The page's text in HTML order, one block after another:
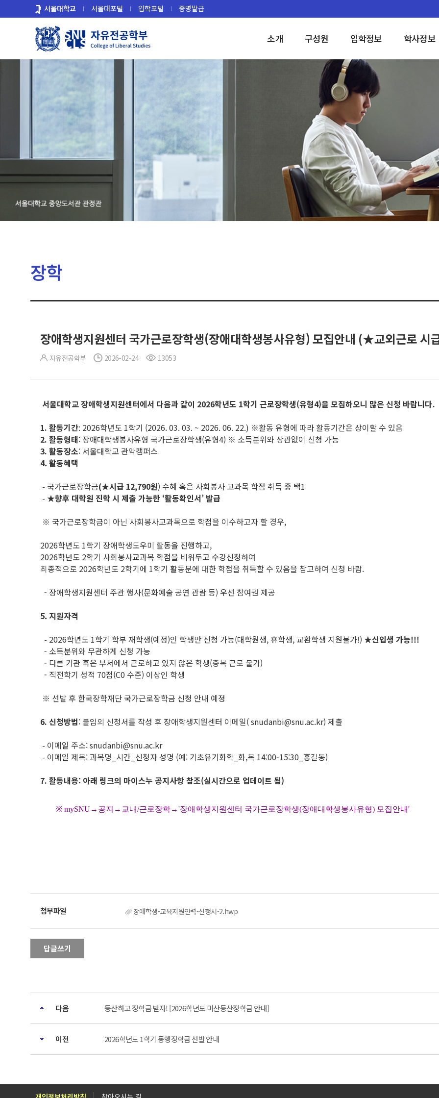
로
서울대학교 서울대포털 입학포털 증명발급
소개 구성원 입학정보 학사정보
장학
장애학생지원센터 국가근로장학생(장애대학생봉사유형) 모집안내 (★교외근로 시
자유전공학부 2026-02-24 13053
서울대학교 장애학생지원센터에서 다음과 같이 2026학년도 1학기 근로장학생(유형4)을 모집하오니 많은 신청 바랍니다.
1. 활동기간: 2026학년도 1학기 (2026. 03. 03. ~ 2026. 06. 22.) ※활동 유형에 따라 활동기간은 상이할 수 있음
2. 활동형태: 장애대학생봉사유형 국가근로장학생(유형4) ※ 소득분위와 상관없이 신청 가능
3. 활동장소: 서울대학교 관악캠퍼스
4. 활동혜택
- 국가근로장학금(★시급 12,790원) 수혜 혹은 사회봉사 교과목 학점 취득 중 택1
- ★향후 대학원 진학 시 제출 가능한 ‘활동확인서’ 발급
※ 국가근로장학금이 아닌 사회봉사교과목으로 학점을 이수하고자 할 경우,
2026학년도 1학기 장애학생도우미 활동을 진행하고,
2026학년도 2학기 사회봉사교과목 학점을 비워두고 수강신청하여
최종적으로 2026학년도 2학기에 1학기 활동분에 대한 학점을 취득할 수 있음을 참고하여 신청 바람.
- 장애학생지원센터 주관 행사(문화예술 공연 관람 등) 우선 참여권 제공
5. 지원자격
- 2026학년도 1학기 학부 재학생(예정)인 학생만 신청 가능(대학원생, 휴학생, 교환학생 지원불가!) ★신입생 가능!!!
- 소득분위와 무관하게 신청 가능
- 다른 기관 혹은 부서에서 근로하고 있지 않은 학생(중복 근로 불가)
- 직전학기 성적 70점(C0 수준) 이상인 학생
※ 선발 후 한국장학재단 국가근로장학금 신청 안내 예정
6. 신청방법: 붙임의 신청서를 작성 후 장애학생지원센터 이메일( snudanbi@snu.ac.kr) 제출
- 이메일 주소: snudanbi@snu.ac.kr
- 이메일 제목: 과목명_시간_신청자 성명 (예: 기초유기화학_화,목 14:00-15:30_홍길동)
7. 활동내용: 아래 링크의 마이스누 공지사항 참조(실시간으로 업데이트 됨)
※ mySNU→공지→교내/근로장학→'장애학생지원센터 국가근로장학생(장애대학생봉사유형) 모집안내'
장애학생-교육지원인력-신청서-2.hwp
답글쓰기
다음 등산하고 장학금 받자! [2026학년도 미산등산장학금 안내]
이전 2026학년도 1학기 동행장학금 선발 안내